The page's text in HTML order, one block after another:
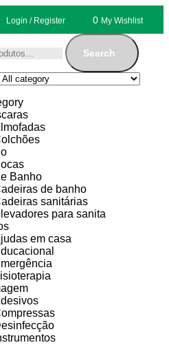
Login / Register 0 My Wishlist
Search
Banho
de banho
sanitárias
para sanita
em casa